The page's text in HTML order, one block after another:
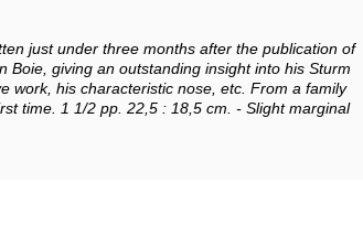
just under three months after the publication of
Boie, giving an outstanding insight into his Sturm
work, his characteristic nose, etc. From a family
time. 1 1/2 pp. 22,5 : 18,5 cm. - Slight marginal